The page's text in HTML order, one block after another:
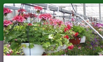
Minimální hodnota pro
V tuto chvíli již hlavní nápor
nejpozději v následujícím
vyřizujeme v
+420 602 223 614